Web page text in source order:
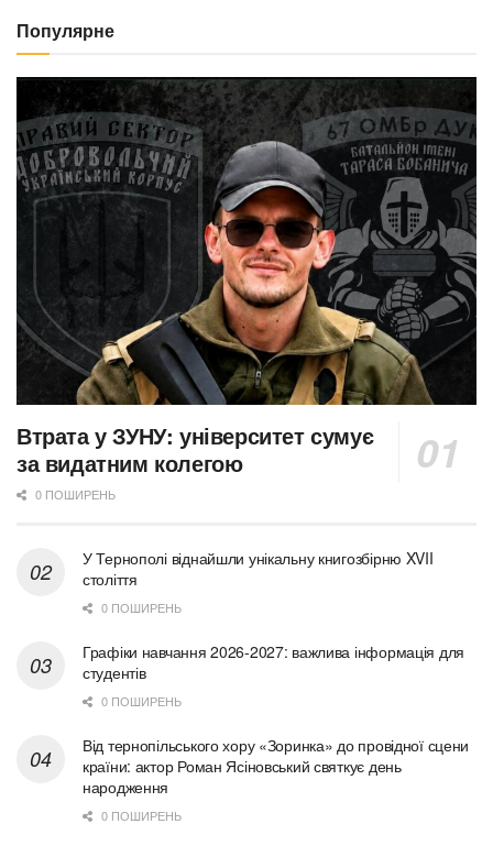
Популярне
Втрата у ЗУНУ: університет сумує
за видатним колегою
0 ПОШИРЕНЬ
У Тернополі віднайшли унікальну книгозбірню XVII
століття
0 ПОШИРЕНЬ
Графіки навчання 2026-2027: важлива інформація для
студентів
0 ПОШИРЕНЬ
Від тернопільського хору «Зоринка» до провідної сцени
країни: актор Роман Ясіновський святкує день
народження
0 ПОШИРЕНЬ